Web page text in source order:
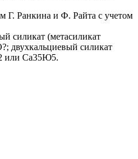
Г. Ранкина и Ф. Райта с учетом
силикат (метасиликат
двухкальциевый силикат
или Са35Ю5.